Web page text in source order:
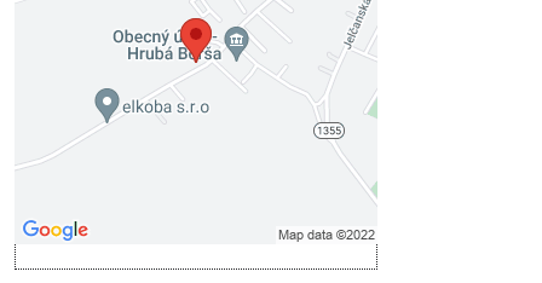
Prajete si načítať externý obsah?
Povoliť tentokrát
Povoliť a zapamätať - súhlas s